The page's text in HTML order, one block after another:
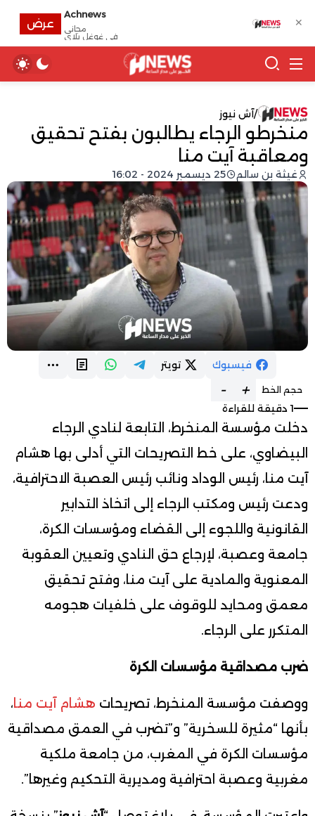
/آش نيوز
منخرطو الرجاء يطالبون بفتح تحقيق
ومعاقبة آيت منا
غيثة بن سالم 25 ديسمبر 2024 - 16:02
فيسبوك تويتر
حجم الخط +
-
1 دقيقة للقراءة
دخلت مؤسسة المنخرط، التابعة لنادي الرجاء
البيضاوي، على خط التصريحات التي أدلى بها هشام
آيت منا، رئيس الوداد ونائب رئيس العصبة الاحترافية،
ودعت رئيس ومكتب الرجاء إلى اتخاذ التدابير
القانونية واللجوء إلى القضاء ومؤسسات الكرة،
جامعة وعصبة، لإرجاع حق النادي وتعيين العقوبة
المعنوية والمادية على آيت منا، وفتح تحقيق
معمق ومحايد للوقوف على خلفيات هجومه
المتكرر على الرجاء.
ضرب مصداقية مؤسسات الكرة
ووصفت مؤسسة المنخرط، تصريحات هشام آيت منا،
بأنها “مثيرة للسخرية” و”تضرب في العمق مصداقية
مؤسسات الكرة في المغرب، من جامعة ملكية
مغربية وعصبة احترافية ومديرية التحكيم وغيرها”.
✕
Achnews
مجانى
في غوغل بلاي
عرض